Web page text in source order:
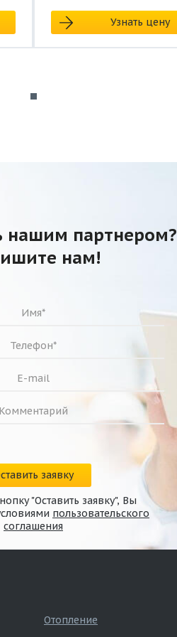
Узнать цену
нашим партнером?
нам!
заявку
"Оставить заявку", Вы
пользовательского
соглашения
Отопление